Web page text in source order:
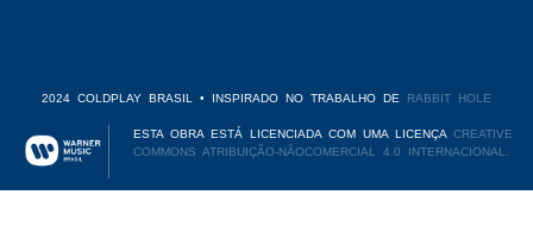
2024 COLDPLAY BRASIL • INSPIRADO NO TRABALHO DE RABBIT HOLE
ESTA OBRA ESTÁ LICENCIADA COM UMA LICENÇACREATIVE
COMMONS ATRIBUIÇÃO-NÃOCOMERCIAL 4.0 INTERNACIONAL.